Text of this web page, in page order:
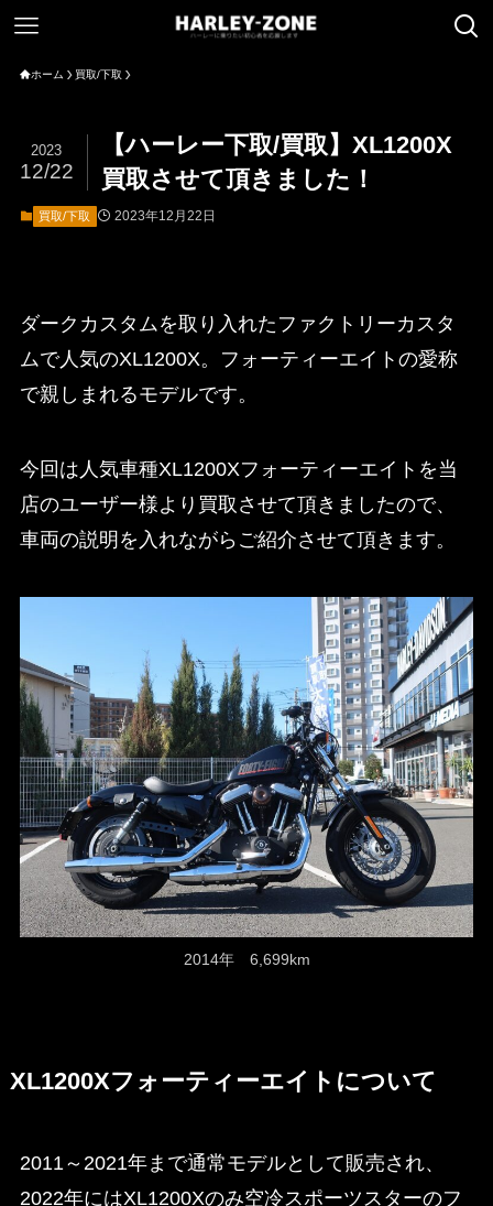
ホーム 買取/下取
【ハーレー下取/買取】XL1200X
買取させて頂きました！
2023
12/22
買取/下取 2023年12月22日
ダークカスタムを取り入れたファクトリーカスタ
ムで人気のXL1200X。フォーティーエイトの愛称
で親しまれるモデルです。
今回は人気車種XL1200Xフォーティーエイトを当
店のユーザー様より買取させて頂きましたので、
車両の説明を入れながらご紹介させて頂きます。
2014年 6,699km
XL1200Xフォーティーエイトについて
2011～2021年まで通常モデルとして販売され、
2022年にはXL1200Xのみ空冷スポーツスターのフ